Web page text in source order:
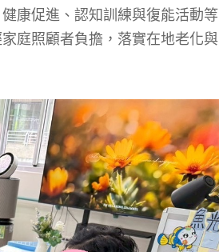
康促進、認知訓練與復能活動等
庭照顧者負擔，落實在地老化與